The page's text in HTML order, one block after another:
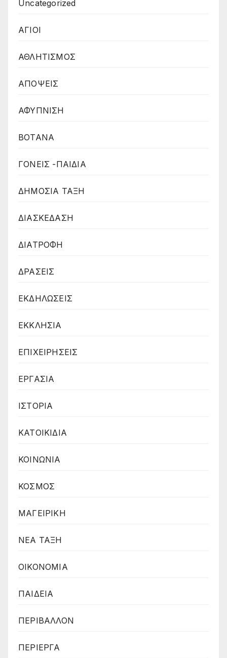
Uncategorized
ΑΓΙΟΙ
ΑΘΛΗΤΙΣΜΟΣ
ΑΠΟΨΕΙΣ
ΑΦΥΠΝΙΣΗ
ΒΟΤΑΝΑ
ΓΟΝΕΙΣ -ΠΑΙΔΙΑ
ΔΗΜΟΣΙΑ ΤΑΞΗ
ΔΙΑΣΚΕΔΑΣΗ
ΔΙΑΤΡΟΦΗ
ΔΡΑΣΕΙΣ
ΕΚΔΗΛΩΣΕΙΣ
ΕΚΚΛΗΣΙΑ
ΕΠΙΧΕΙΡΗΣΕΙΣ
ΕΡΓΑΣΙΑ
ΙΣΤΟΡΙΑ
ΚΑΤΟΙΚΙΔΙΑ
ΚΟΙΝΩΝΙΑ
ΚΟΣΜΟΣ
ΜΑΓΕΙΡΙΚΗ
ΝΕΑ ΤΑΞΗ
ΟΙΚΟΝΟΜΙΑ
ΠΑΙΔΕΙΑ
ΠΕΡΙΒΑΛΛΟΝ
ΠΕΡΙΕΡΓΑ